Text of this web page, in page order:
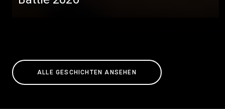
ALLE GESCHICHTEN ANSEHEN